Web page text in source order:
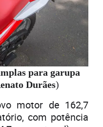
para garupa
Durães)
motor de 162,7
com potência